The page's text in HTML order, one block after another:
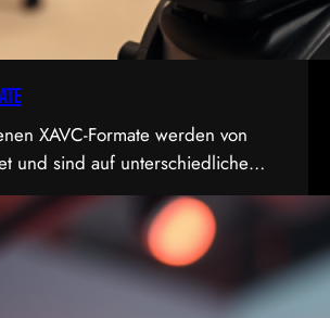
XAVC-Formate werden von
und sind auf unterschiedliche
auf Qualität, Dateigröße und
Hier sind die Details zu den
S-I DCI: • Dies ist eine
von XAVC S, die in DCI 4K-
arbeitet. “I” steht für